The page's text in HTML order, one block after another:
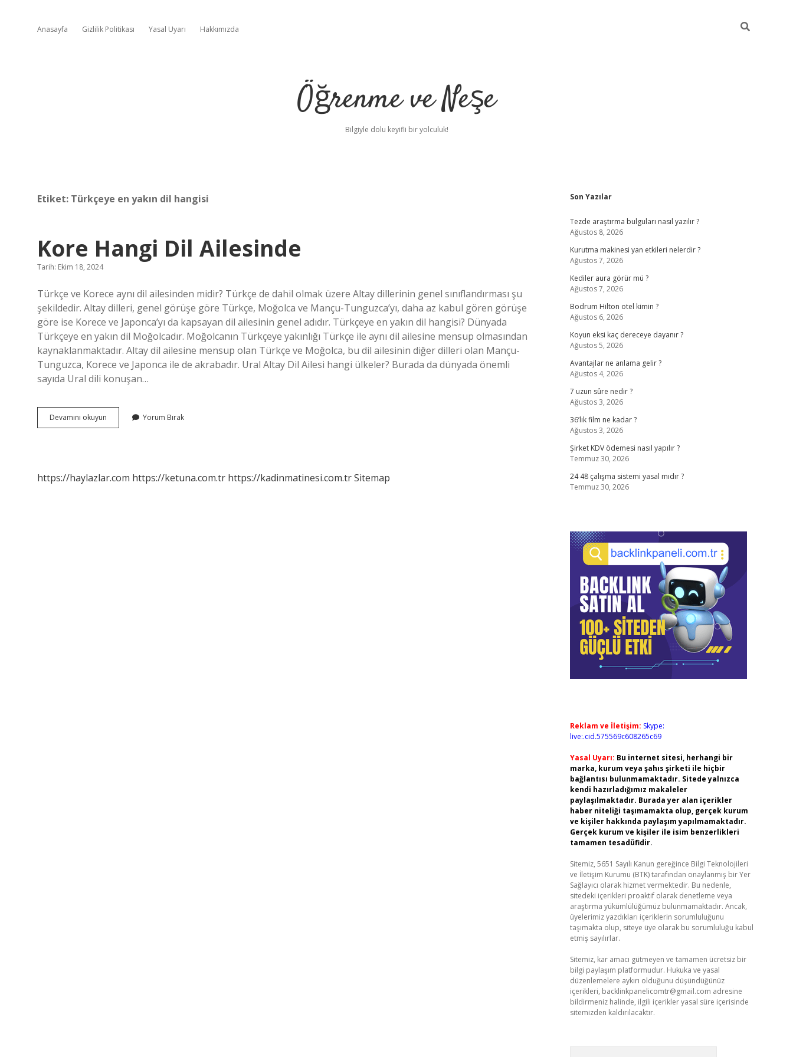
Anasayfa Gizlilik Politikası Yasal Uyarı Hakkımızda
Öğrenme ve Neşe
Bilgiyle dolu keyifli bir yolculuk!
Etiket: Türkçeye en yakın dil hangisi
Kore Hangi Dil Ailesinde
Tarih: Ekim 18, 2024
Türkçe ve Korece aynı dil ailesinden midir? Türkçe de dahil olmak üzere Altay dillerinin genel sınıflandırması şu
şekildedir. Altay dilleri, genel görüşe göre Türkçe, Moğolca ve Mançu-Tunguzca’yı, daha az kabul gören görüşe
göre ise Korece ve Japonca’yı da kapsayan dil ailesinin genel adıdır. Türkçeye en yakın dil hangisi? Dünyada
Türkçeye en yakın dil Moğolcadır. Moğolcanın Türkçeye yakınlığı Türkçe ile aynı dil ailesine mensup olmasından
kaynaklanmaktadır. Altay dil ailesine mensup olan Türkçe ve Moğolca, bu dil ailesinin diğer dilleri olan Mançu-
Tunguzca, Korece ve Japonca ile de akrabadır. Ural Altay Dil Ailesi hangi ülkeler? Burada da dünyada önemli
sayıda Ural dili konuşan…
Devamını okuyun
Hangi
Yorum Bırak
https://haylazlar.com https://ketuna.com.tr https://kadinmatinesi.com.trSitemap
Sidebar
Son Yazılar
Tezde araştırma bulguları nasıl yazılır ?
Ağustos 8, 2026
Kurutma makinesi yan etkileri nelerdir ?
Ağustos 7, 2026
Kediler aura görür mü ?
Ağustos 7, 2026
Bodrum Hilton otel kimin ?
Ağustos 6, 2026
Koyun eksi kaç dereceye dayanır ?
Ağustos 5, 2026
Avantajlar ne anlama gelir ?
Ağustos 4, 2026
7 uzun sûre nedir ?
Ağustos 3, 2026
36’lık film ne kadar ?
Ağustos 3, 2026
Şirket KDV ödemesi nasıl yapılır ?
Temmuz 30, 2026
24 48 çalışma sistemi yasal mıdır ?
Temmuz 30, 2026
Reklam ve İletişim: Skype:
live:.cid.575569c608265c69
Yasal Uyarı: Bu internet sitesi, herhangi bir
marka, kurum veya şahıs şirketi ile hiçbir
bağlantısı bulunmamaktadır. Sitede yalnızca
kendi hazırladığımız makaleler
paylaşılmaktadır. Burada yer alan içerikler
haber niteliği taşımamakta olup, gerçek kurum
ve kişiler hakkında paylaşım yapılmamaktadır.
Gerçek kurum ve kişiler ile isim benzerlikleri
tamamen tesadüfidir.
Sitemiz, 5651 Sayılı Kanun gereğince Bilgi Teknolojileri
ve İletişim Kurumu (BTK) tarafından onaylanmış bir Yer
Sağlayıcı olarak hizmet vermektedir. Bu nedenle,
sitedeki içerikleri proaktif olarak denetleme veya
araştırma yükümlülüğümüz bulunmamaktadır. Ancak,
üyelerimiz yazdıkları içeriklerin sorumluluğunu
taşımakta olup, siteye üye olarak bu sorumluluğu kabul
etmiş sayılırlar.
Sitemiz, kar amacı gütmeyen ve tamamen ücretsiz bir
bilgi paylaşım platformudur. Hukuka ve yasal
düzenlemelere aykırı olduğunu düşündüğünüz
içerikleri, backlinkpanelicomtr@gmail.com adresine
bildirmeniz halinde, ilgili içerikler yasal süre içerisinde
sitemizden kaldırılacaktır.
ilbetbetcipiabellacasino sitesi